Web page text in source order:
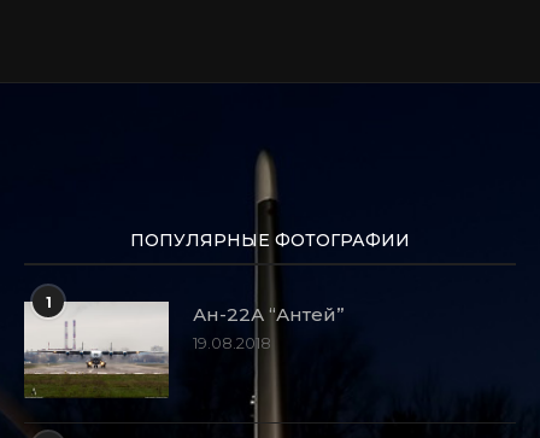
ПОПУЛЯРНЫЕ ФОТОГРАФИИ
1
Ан-22А “Антей”
19.08.2018